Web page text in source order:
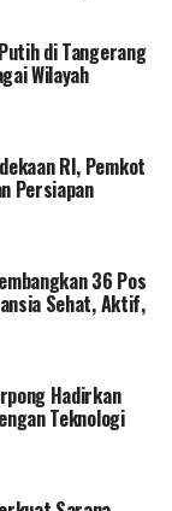
di Tangerang
Wilayah
RI, Pemkot
Persiapan
36 Pos
Sehat, Aktif,
Hadirkan
Teknologi